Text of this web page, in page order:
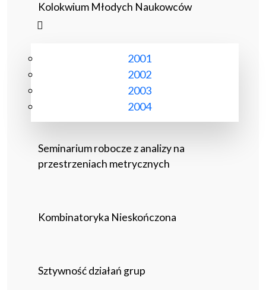
Kolokwium Młodych Naukowców
2001
2002
2003
2004
Seminarium robocze z analizy na
przestrzeniach metrycznych
Kombinatoryka Nieskończona
Sztywność działań grup